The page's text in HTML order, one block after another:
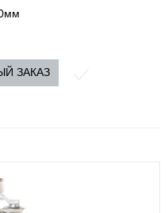
ЗАКАЗ